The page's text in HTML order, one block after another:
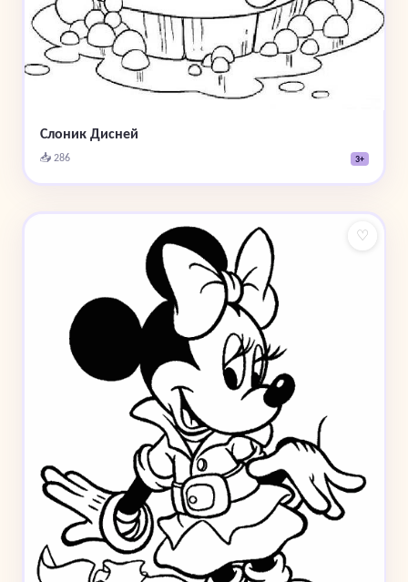
Слоник Дисней
📥 286 3+
♡